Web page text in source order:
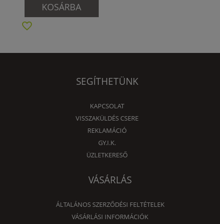
KOSÁRBA
SEGÍTHETÜNK
KAPCSOLAT
VISSZAKÜLDÉS CSERE
REKLAMÁCIÓ
GY.I.K.
ÜZLETKERESŐ
VÁSÁRLÁS
ÁLTALÁNOS SZERZŐDÉSI FELTÉTELEK
VÁSÁRLÁSI INFORMÁCIÓK